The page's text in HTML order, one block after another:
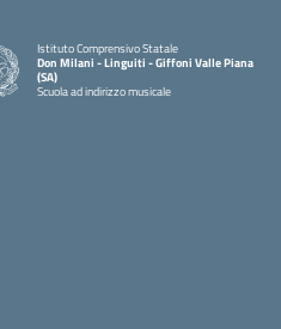
Istituto Comprensivo Statale
Don Milani - Linguiti - Giffoni Valle Piana
(SA)
Scuola ad indirizzo musicale